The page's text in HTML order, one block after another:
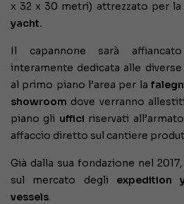
x 32 x 30 metri) attrezzato per
yacht.
Il capannone sarà
interamente dedicata alle
al primo piano l’area per la
showroom dove verranno
piano gli uffici riservati
affaccio diretto sul cantiere
Già dalla sua fondazione nel 2017,
sul mercato degli expedition
vessels.